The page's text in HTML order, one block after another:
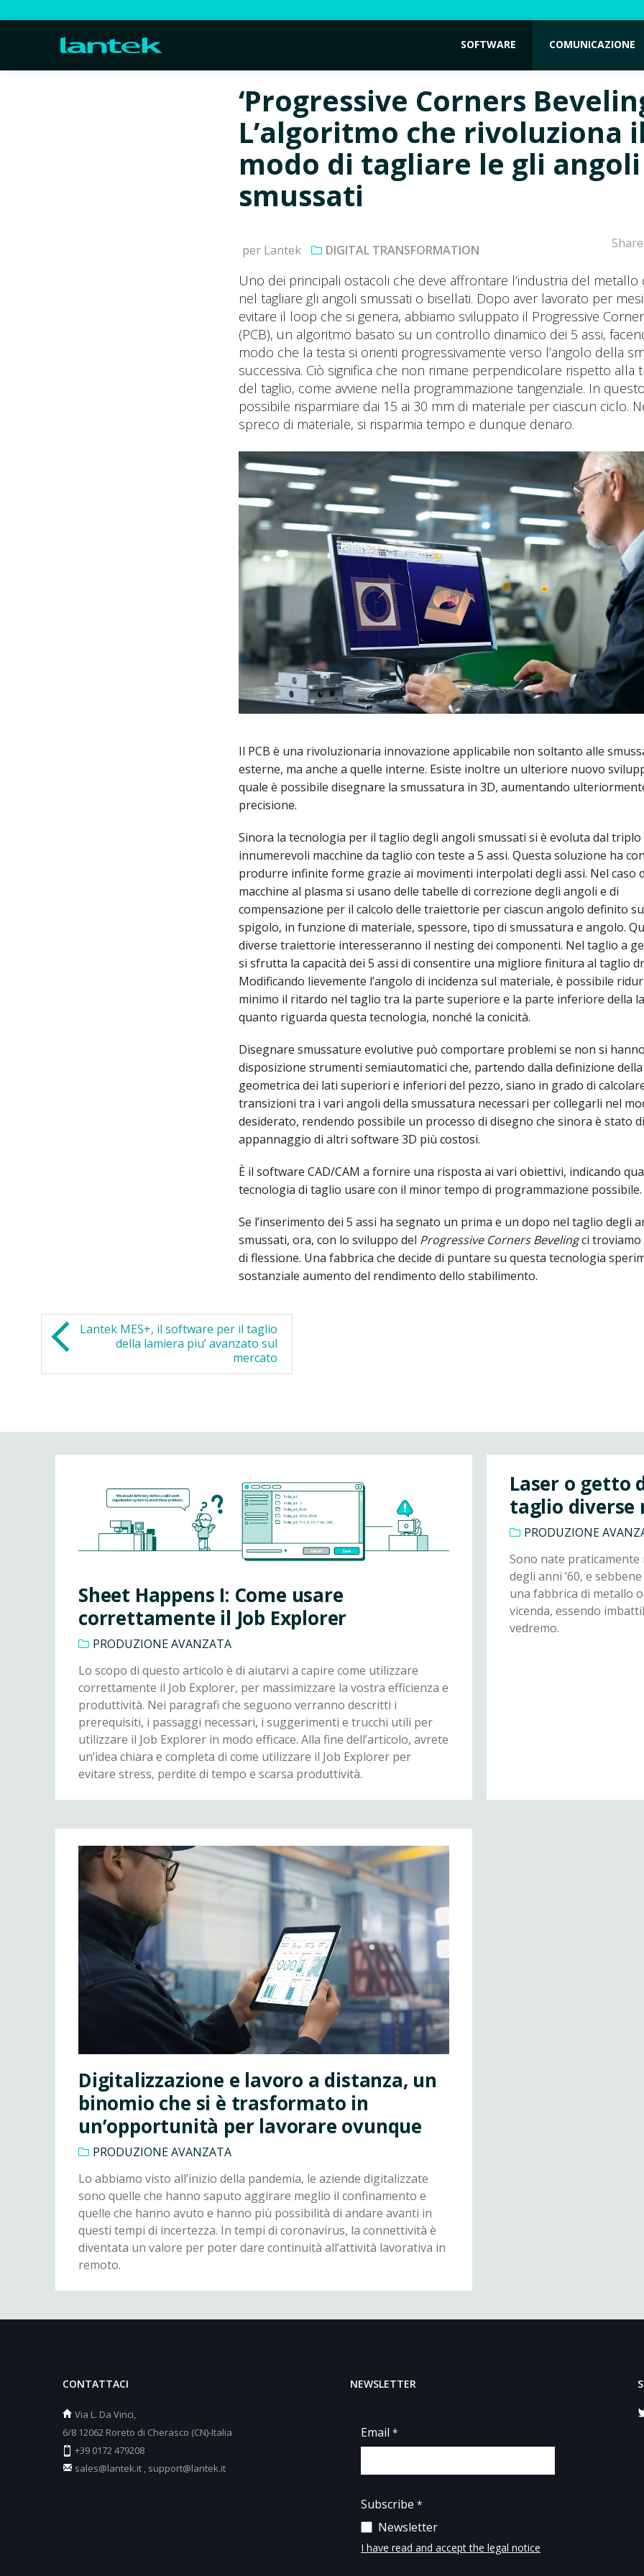
SOFTWARE COMUNICAZIONE
‘Progressive Corners
L’algoritmo che rivoluziona il
modo di tagliare le gli angoli
smussati
per Lantek DIGITAL TRANSFORMATION Share:
Uno dei principali ostacoli che deve affrontare l’industria del metallo
nel tagliare gli angoli smussati o bisellati. Dopo aver lavorato per
evitare il loop che si genera, abbiamo sviluppato il Progressive
(PCB), un algoritmo basato su un controllo dinamico dei 5 assi,
modo che la testa si orienti progressivamente verso l’angolo della
successiva. Ciò significa che non rimane perpendicolare rispetto alla
del taglio, come avviene nella programmazione tangenziale. In
possibile risparmiare dai 15 ai 30 mm di materiale per ciascun ciclo.
spreco di materiale, si risparmia tempo e dunque denaro.
Il PCB è una rivoluzionaria innovazione applicabile non soltanto alle
esterne, ma anche a quelle interne. Esiste inoltre un ulteriore nuovo
quale è possibile disegnare la smussatura in 3D, aumentando
precisione.
Sinora la tecnologia per il taglio degli angoli smussati si è evoluta dal triplo
innumerevoli macchine da taglio con teste a 5 assi. Questa soluzione ha
produrre infinite forme grazie ai movimenti interpolati degli assi. Nel caso
macchine al plasma si usano delle tabelle di correzione degli angoli e di
compensazione per il calcolo delle traiettorie per ciascun angolo definito
spigolo, in funzione di materiale, spessore, tipo di smussatura e angolo.
diverse traiettorie interesseranno il nesting dei componenti. Nel taglio a
si sfrutta la capacità dei 5 assi di consentire una migliore finitura al taglio
Modificando lievemente l’angolo di incidenza sul materiale, è possibile
minimo il ritardo nel taglio tra la parte superiore e la parte inferiore della
quanto riguarda questa tecnologia, nonché la conicità.
Disegnare smussature evolutive può comportare problemi se non si
disposizione strumenti semiautomatici che, partendo dalla definizione
geometrica dei lati superiori e inferiori del pezzo, siano in grado di
transizioni tra i vari angoli della smussatura necessari per collegarli nel
desiderato, rendendo possibile un processo di disegno che sinora è stato
appannaggio di altri software 3D più costosi.
È il software CAD/CAM a fornire una risposta ai vari obiettivi, indicando
tecnologia di taglio usare con il minor tempo di programmazione possibile.
Se l’inserimento dei 5 assi ha segnato un prima e un dopo nel taglio degli
smussati, ora, con lo sviluppo del Progressive Corners Bevelingci
di flessione. Una fabbrica che decide di puntare su questa tecnologia
sostanziale aumento del rendimento dello stabilimento.
Lantek MES+, il software per il taglio
della lamiera piu’ avanzato sul
mercato
Sheet Happens I: Come usare
correttamente il Job Explorer
PRODUZIONE AVANZATA
Lo scopo di questo articolo è di aiutarvi a capire come utilizzare
correttamente il Job Explorer, per massimizzare la vostra efficienza e
produttività. Nei paragrafi che seguono verranno descritti i
prerequisiti, i passaggi necessari, i suggerimenti e trucchi utili per
utilizzare il Job Explorer in modo efficace. Alla fine dell’articolo, avrete
un’idea chiara e completa di come utilizzare il Job Explorer per
evitare stress, perdite di tempo e scarsa produttività.
Laser o getto
taglio diverse
PRODUZIONE
Sono nate praticamente
degli anni ’60, e
una fabbrica di metallo
vicenda, essendo
vedremo.
Digitalizzazione e lavoro a distanza, un
binomio che si è trasformato in
un’opportunità per lavorare ovunque
PRODUZIONE AVANZATA
Lo abbiamo visto all’inizio della pandemia, le aziende digitalizzate
sono quelle che hanno saputo aggirare meglio il confinamento e
quelle che hanno avuto e hanno più possibilità di andare avanti in
questi tempi di incertezza. In tempi di coronavirus, la connettività è
diventata un valore per poter dare continuità all’attività lavorativa in
remoto.
CONTATTACI
Via L. Da Vinci,
6/8 12062 Roreto di Cherasco (CN)-Italia
+39 0172 479208
sales@lantek.it , support@lantek.it
NEWSLETTER